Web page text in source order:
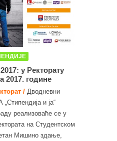
у Ректорату
2017. године
/ Дводневни
и ја“
реализоваће се у
на Студентском
Мишино здање,